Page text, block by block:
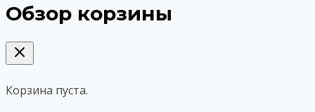
Обзор корзины
Корзина пуста.